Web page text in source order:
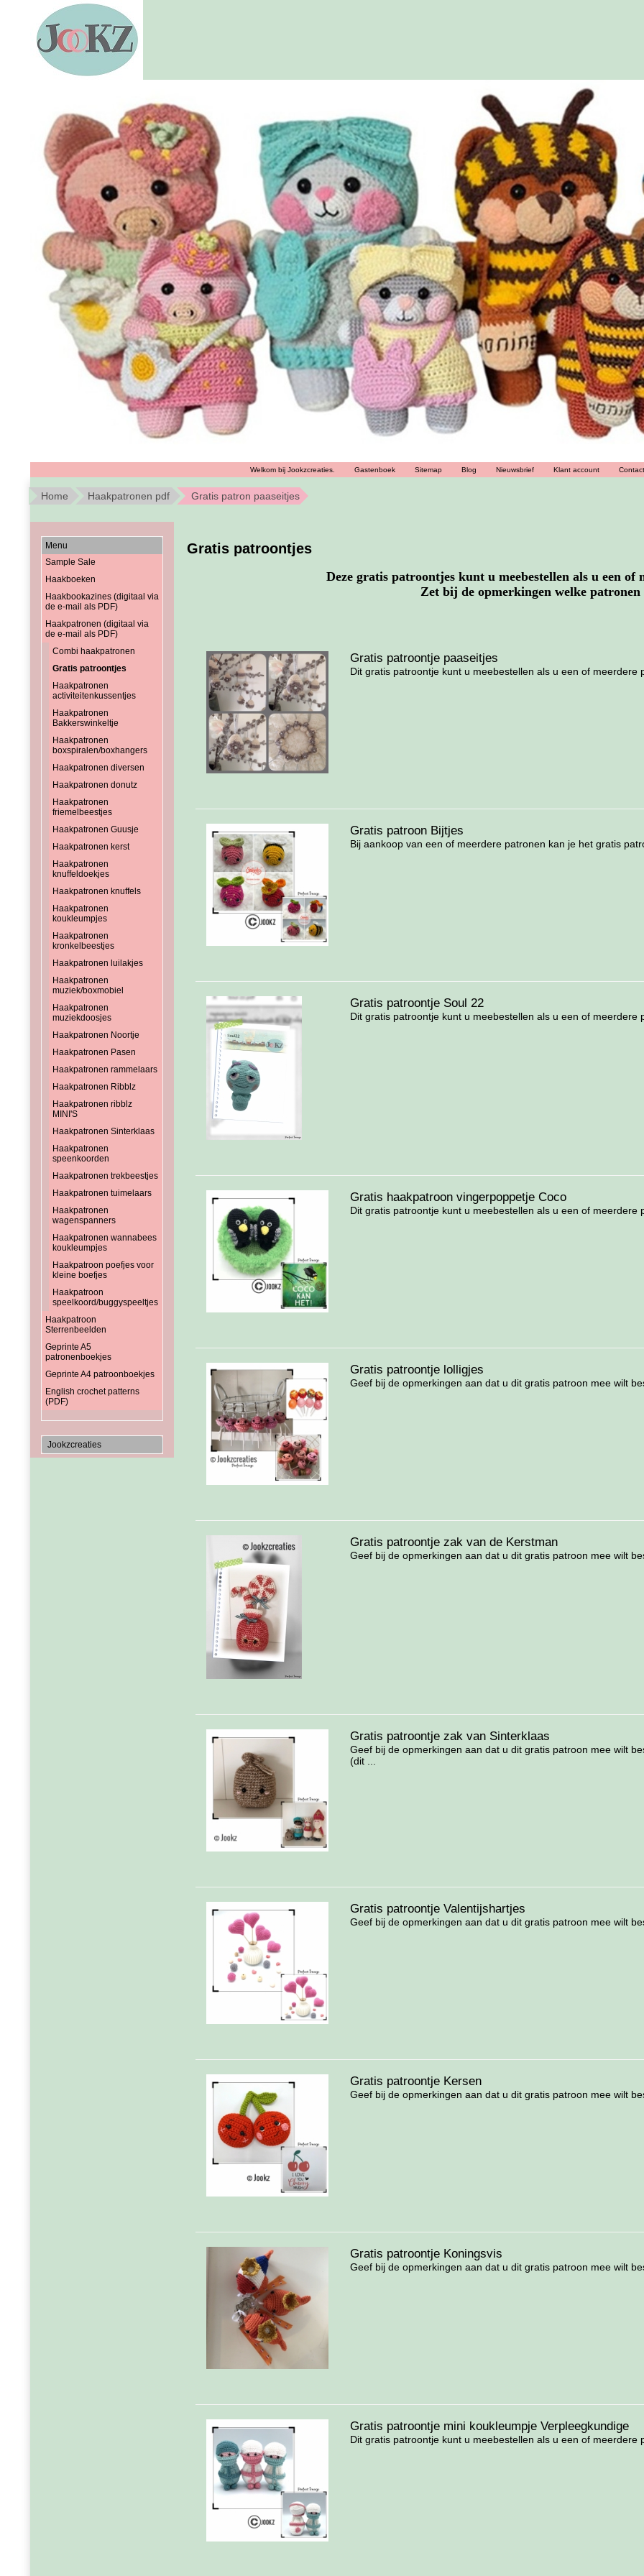
Welkom bij Jookzcreaties. Gastenboek Sitemap Blog Nieuwsbrief Klant account Contact
Home Haakpatronen pdf Gratis patron paaseitjes
Menu
Sample Sale
Haakboeken
Haakbookazines (digitaal via
de e-mail als PDF)
Haakpatronen (digitaal via
de e-mail als PDF)
Combi haakpatronen
Gratis patroontjes
Haakpatronen
activiteitenkussentjes
Haakpatronen
Bakkerswinkeltje
Haakpatronen
boxspiralen/boxhangers
Haakpatronen diversen
Haakpatronen donutz
Haakpatronen
friemelbeestjes
Haakpatronen Guusje
Haakpatronen kerst
Haakpatronen
knuffeldoekjes
Haakpatronen knuffels
Haakpatronen
koukleumpjes
Haakpatronen
kronkelbeestjes
Haakpatronen luilakjes
Haakpatronen
muziek/boxmobiel
Haakpatronen
muziekdoosjes
Haakpatronen Noortje
Haakpatronen Pasen
Haakpatronen rammelaars
Haakpatronen Ribblz
Haakpatronen ribblz
MINI'S
Haakpatronen Sinterklaas
Haakpatronen
speenkoorden
Haakpatronen trekbeestjes
Haakpatronen tuimelaars
Haakpatronen
wagenspanners
Haakpatronen wannabees
koukleumpjes
Haakpatroon poefjes voor
kleine boefjes
Haakpatroon
speelkoord/buggyspeeltjes
Haakpatroon
Sterrenbeelden
Geprinte A5
patronenboekjes
Geprinte A4 patroonboekjes
English crochet patterns
(PDF)
Jookzcreaties
Gratis patroontjes
Deze gratis patroontjes kunt u meebestellen als u een of
Zet bij de opmerkingen welke patronen
Gratis patroontje paaseitjes
Dit gratis patroontje kunt u meebestellen als u een of meerdere
Gratis patroon Bijtjes
Bij aankoop van een of meerdere patronen kan je het gratis
Gratis patroontje Soul 22
Dit gratis patroontje kunt u meebestellen als u een of meerdere
Gratis haakpatroon vingerpoppetje Coco
Dit gratis patroontje kunt u meebestellen als u een of meerdere
Gratis patroontje lolligjes
Geef bij de opmerkingen aan dat u dit gratis patroon mee wilt
Gratis patroontje zak van de Kerstman
Geef bij de opmerkingen aan dat u dit gratis patroon mee wilt
Gratis patroontje zak van Sinterklaas
Geef bij de opmerkingen aan dat u dit gratis patroon mee wilt
(dit ...
Gratis patroontje Valentijshartjes
Geef bij de opmerkingen aan dat u dit gratis patroon mee wilt
Gratis patroontje Kersen
Geef bij de opmerkingen aan dat u dit gratis patroon mee wilt
Gratis patroontje Koningsvis
Geef bij de opmerkingen aan dat u dit gratis patroon mee wilt
Gratis patroontje mini koukleumpje Verpleegkundige
Dit gratis patroontje kunt u meebestellen als u een of meerdere